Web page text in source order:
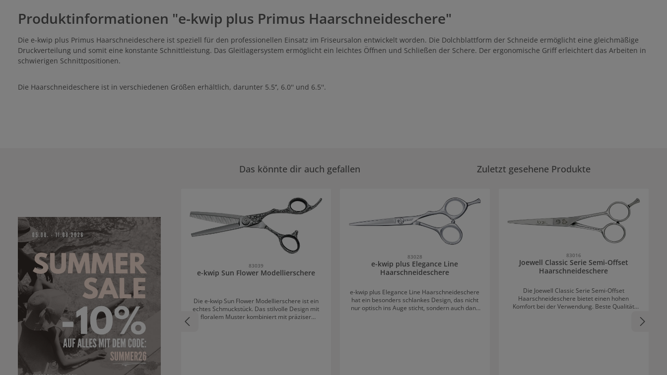
Produktinformationen "e-kwip plus Primus Haarschneideschere"
Die e-kwip plus Primus Haarschneideschere ist speziell für den professionellen Einsatz im Friseursalon entwickelt worden. Die Dolchblattform der Schneide ermöglicht eine gleichmäßige
Druckverteilung und somit eine konstante Schnittleistung. Das Gleitlagersystem ermöglicht ein leichtes Öffnen und Schließen der Schere. Der ergonomische Griff erleichtert das Arbeiten in
schwierigen Schnittpositionen.
Die Haarschneideschere ist in verschiedenen Größen erhältlich, darunter 5.5‘’, 6.0'' und 6.5''.
Das könnte dir auch gefallen Zuletzt gesehene Produkte
83039
e-kwip Sun Flower Modellierschere
Die e-kwip Sun Flower Modellierschere ist ein
echtes Schmuckstück. Das stilvolle Design mit
floralem Muster kombiniert mit präziser
83028
e-kwip plus Elegance Line
Haarschneideschere
e-kwip plus Elegance Line Haarschneideschere
hat ein besonders schlankes Design, das nicht
nur optisch ins Auge sticht, sondern auch dank
83016
Joewell Classic Serie Semi-Offset
Haarschneideschere
Die Joewell Classic Serie Semi-Offset
Haarschneideschere bietet einen hohen
Komfort bei der Verwendung. Beste Qualität